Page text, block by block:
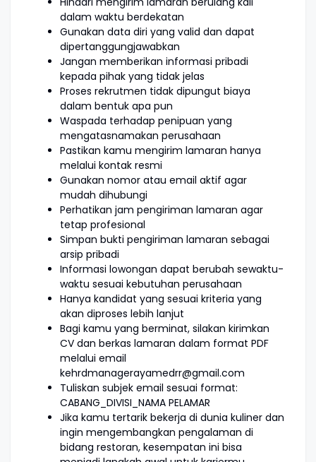
dalam waktu berdekatan
Gunakan data diri yang valid dan dapat
dipertanggungjawabkan
Jangan memberikan informasi pribadi
kepada pihak yang tidak jelas
Proses rekrutmen tidak dipungut biaya
dalam bentuk apa pun
Waspada terhadap penipuan yang
mengatasnamakan perusahaan
Pastikan kamu mengirim lamaran hanya
melalui kontak resmi
Gunakan nomor atau email aktif agar
mudah dihubungi
Perhatikan jam pengiriman lamaran agar
tetap profesional
Simpan bukti pengiriman lamaran sebagai
arsip pribadi
Informasi lowongan dapat berubah sewaktu-
waktu sesuai kebutuhan perusahaan
Hanya kandidat yang sesuai kriteria yang
akan diproses lebih lanjut
Bagi kamu yang berminat, silakan kirimkan
CV dan berkas lamaran dalam format PDF
melalui email
kehrdmanagerayamedrr@gmail.com
Tuliskan subjek email sesuai format:
CABANG_DIVISI_NAMA PELAMAR
Jika kamu tertarik bekerja di dunia kuliner dan
ingin mengembangkan pengalaman di
bidang restoran, kesempatan ini bisa